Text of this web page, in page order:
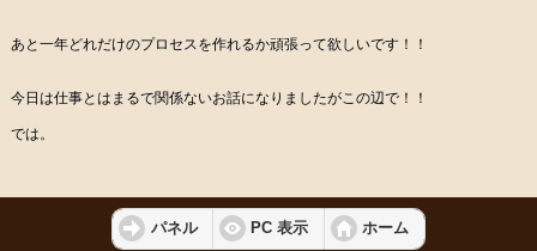
あと一年どれだけのプロセスを作れるか頑張って欲しいです！！
今日は仕事とはまるで関係ないお話になりましたがこの辺で！！
では。
パネル PC 表示 ホーム